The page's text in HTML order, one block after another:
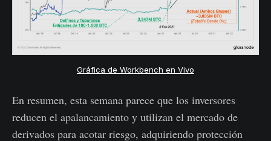
Gráfica de Workbench en Vivo
En resumen, esta semana parece que los inversores
reducen el apalancamiento y utilizan el mercado de
derivados para acotar riesgo, adquiriendo protección